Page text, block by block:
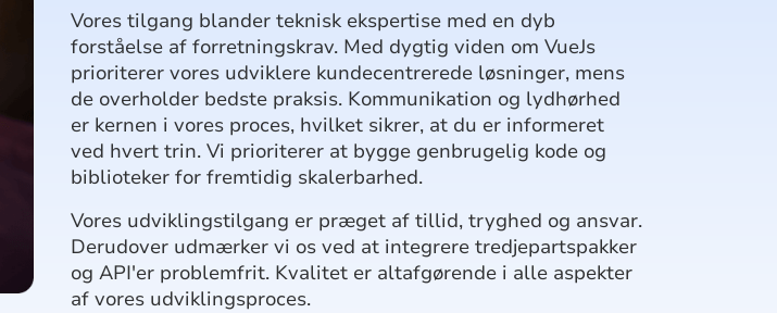
Vores tilgang blander teknisk ekspertise med en dyb
forståelse af forretningskrav. Med dygtig viden om VueJs
prioriterer vores udviklere kundecentrerede løsninger, mens
de overholder bedste praksis. Kommunikation og lydhørhed
er kernen i vores proces, hvilket sikrer, at du er informeret
ved hvert trin. Vi prioriterer at bygge genbrugelig kode og
biblioteker for fremtidig skalerbarhed.
Vores udviklingstilgang er præget af tillid, tryghed og ansvar.
Derudover udmærker vi os ved at integrere tredjepartspakker
og API'er problemfrit. Kvalitet er altafgørende i alle aspekter
af vores udviklingsproces.